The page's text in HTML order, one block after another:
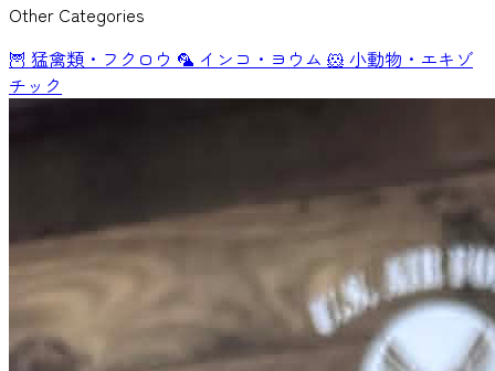
Other Categories
🦉 猛禽類・フクロウ 🦜 インコ・ヨウム 🐹 小動物・エキゾ
チック